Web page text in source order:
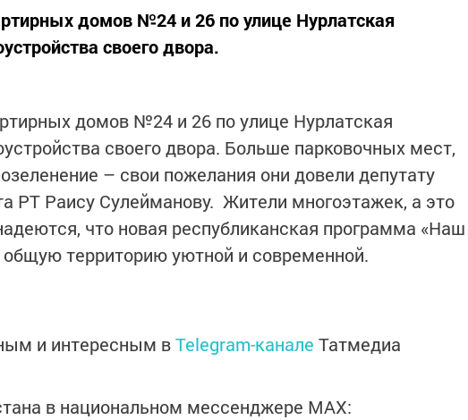
домов №24 и 26 по улице Нурлатская
своего двора.
домов №24 и 26 по улице Нурлатская
своего двора. Больше парковочных мест,
– свои пожелания они довели депутату
РТ Раису Сулейманову. Жители многоэтажек, а это
что новая республиканская программа «Наш
территорию уютной и современной.
и интересным вTelegram-канале Татмедиа
в национальном мессенджере MАХ: